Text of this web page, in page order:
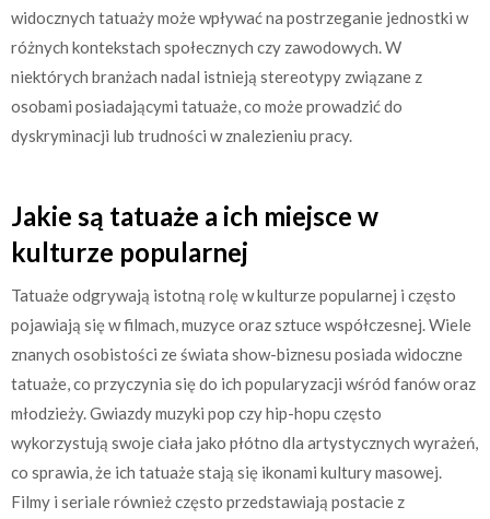
widocznych tatuaży może wpływać na postrzeganie jednostki w
różnych kontekstach społecznych czy zawodowych. W
niektórych branżach nadal istnieją stereotypy związane z
osobami posiadającymi tatuaże, co może prowadzić do
dyskryminacji lub trudności w znalezieniu pracy.
Jakie są tatuaże a ich miejsce w
kulturze popularnej
Tatuaże odgrywają istotną rolę w kulturze popularnej i często
pojawiają się w filmach, muzyce oraz sztuce współczesnej. Wiele
znanych osobistości ze świata show-biznesu posiada widoczne
tatuaże, co przyczynia się do ich popularyzacji wśród fanów oraz
młodzieży. Gwiazdy muzyki pop czy hip-hopu często
wykorzystują swoje ciała jako płótno dla artystycznych wyrażeń,
co sprawia, że ich tatuaże stają się ikonami kultury masowej.
Filmy i seriale również często przedstawiają postacie z